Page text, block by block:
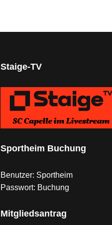
Staige-TV
Sportheim Buchung
Benutzer: Sportheim
Passwort: Buchung
Mitgliedsantrag